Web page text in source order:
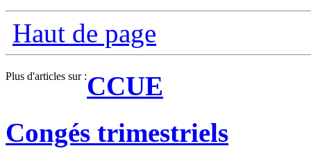
Haut de page
Plus d'articles sur :CCUE
Congés trimestriels